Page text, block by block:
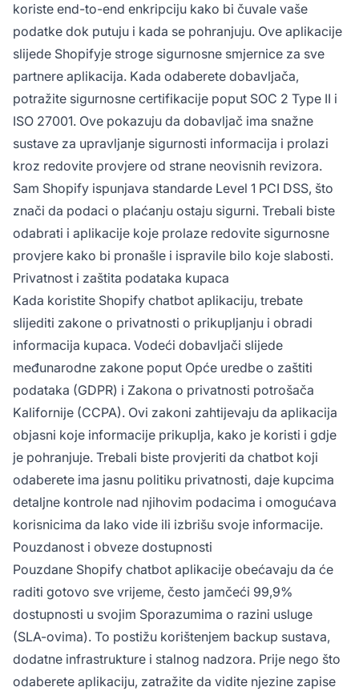
koriste end-to-end enkripciju kako bi čuvale vaše
podatke dok putuju i kada se pohranjuju. Ove aplikacije
slijede Shopifyje stroge sigurnosne smjernice za sve
partnere aplikacija. Kada odaberete dobavljača,
potražite sigurnosne certifikacije poput SOC 2 Type II i
ISO 27001. Ove pokazuju da dobavljač ima snažne
sustave za upravljanje sigurnosti informacija i prolazi
kroz redovite provjere od strane neovisnih revizora.
Sam Shopify ispunjava standarde Level 1 PCI DSS, što
znači da podaci o plaćanju ostaju sigurni. Trebali biste
odabrati i aplikacije koje prolaze redovite sigurnosne
provjere kako bi pronašle i ispravile bilo koje slabosti.
Privatnost i zaštita podataka kupaca
Kada koristite Shopify chatbot aplikaciju, trebate
slijediti zakone o privatnosti o prikupljanju i obradi
informacija kupaca. Vodeći dobavljači slijede
međunarodne zakone poput Opće uredbe o zaštiti
podataka (GDPR) i Zakona o privatnosti potrošača
Kalifornije (CCPA). Ovi zakoni zahtijevaju da aplikacija
objasni koje informacije prikuplja, kako je koristi i gdje
je pohranjuje. Trebali biste provjeriti da chatbot koji
odaberete ima jasnu politiku privatnosti, daje kupcima
detaljne kontrole nad njihovim podacima i omogućava
korisnicima da lako vide ili izbrišu svoje informacije.
Pouzdanost i obveze dostupnosti
Pouzdane Shopify chatbot aplikacije obećavaju da će
raditi gotovo sve vrijeme, često jamčeći 99,9%
dostupnosti u svojim Sporazumima o razini usluge
(SLA-ovima). To postižu korištenjem backup sustava,
dodatne infrastrukture i stalnog nadzora. Prije nego što
odaberete aplikaciju, zatražite da vidite njezine zapise